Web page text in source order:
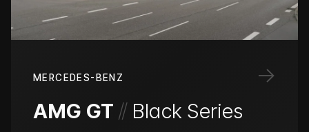
→
MERCEDES-BENZ
AMG GT // Black Series